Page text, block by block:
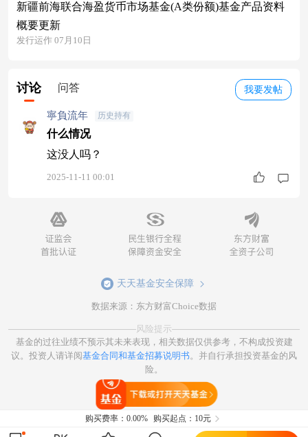
新疆前海联合海盈货币市场基金(A类份额)基金产品资料
概要更新
发行运作 07月10日
我要发帖
讨论 问答
寧負流年 历史持有
什么情况
这没人吗？
2025-11-11 00:01
天天基金安全保障
数据来源：东方财富Choice数据
风险提示
基金的过往业绩不预示其未来表现，相关数据仅供参考，不构成投资建
议。投资人请详阅基金合同和基金招募说明书。并自行承担投资基金的风
险。
购买费率： 0.00% 购买起点：10元
打开天天基金